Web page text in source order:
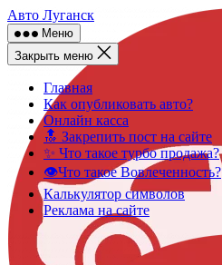
Skip
to
content
Авто Луганск
Меню
Закрыть меню
Главная
Как опубликовать авто?
Онлайн касса
🔝 Закрепить пост на сайте
✨ Что такое турбо продажа?
👁️Что такое Вовлеченность?
Калькулятор символов
Реклама на сайте